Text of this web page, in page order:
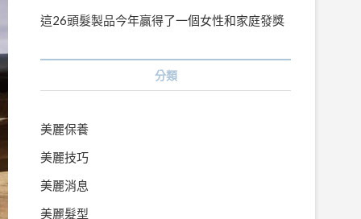
這26頭髮製品今年贏得了一個女性和家庭發獎
分類
美麗保養
美麗技巧
美麗消息
美麗髮型